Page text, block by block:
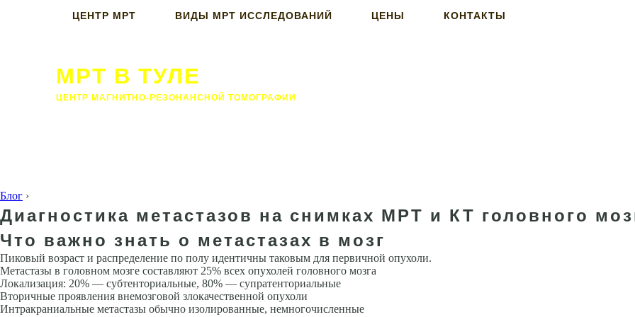
ЦЕНТР МРТ ВИДЫ МРТ ИССЛЕДОВАНИЙ ЦЕНЫ КОНТАКТЫ
МРТ В ТУЛЕ
ЦЕНТР МАГНИТНО-РЕЗОНАНСНОЙ ТОМОГРАФИИ
Блог ›
Диагностика метастазов на снимках МРТ и КТ головного
Что важно знать о метастазах в мозг
Пиковый возраст и распределение по полу идентичны таковым для первичной опухоли.
Метастазы в головном мозге составляют 25% всех опухолей головного мозга
Локализация: 20% — субтенториальные, 80% — супратенториальные
Вторичные проявления внемозговой злокачественной опухоли
Интракра­ниальные метастазы обычно изолированные, немногочисленные